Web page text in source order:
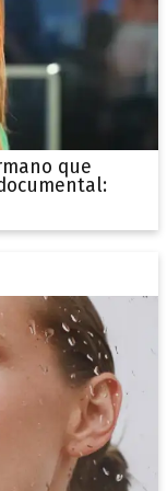
que